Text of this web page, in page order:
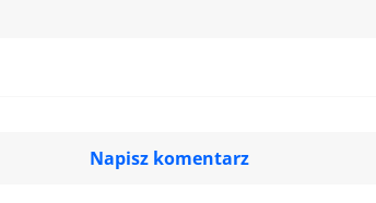
Napisz komentarz